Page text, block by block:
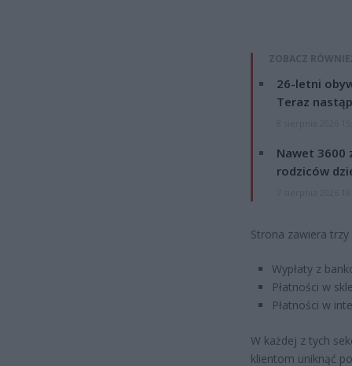
ZOBACZ
26-letni
Teraz
Nawet 3600
rodziców
Strona zawiera trzy
Wypłaty z
Płatności w
Płatności w
W każdej z tych
klientom uniknąć